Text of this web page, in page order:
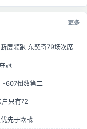
更多
层领跑 东契奇79场次席
冠
-607倒数第二
只有72
先于欧战